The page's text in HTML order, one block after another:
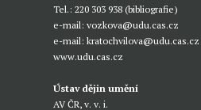
Tel.: 220 303 938 (bibliografie)
e-mail:vozkova@udu.cas.cz
e-mail:kratochvilova@udu.cas.cz
www.udu.cas.cz
Ústav dějin umění
AV ČR, v. v. i.